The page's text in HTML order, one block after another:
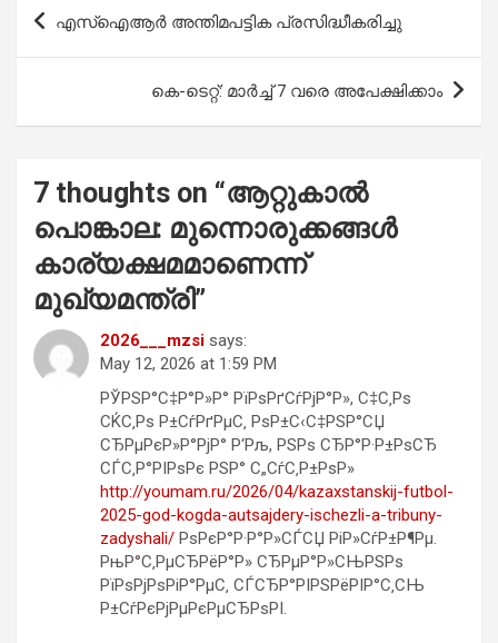
o
A
navigation
എസ്ഐആർ അന്തിമപട്ടിക പ്രസിദ്ധീകരിച്ചു
കെ-ടെറ്റ്: മാർച്ച് 7 വരെ അപേക്ഷിക്കാം
7 thoughts on “ആറ്റുകാൽ
പൊങ്കാല: മുന്നൊരുക്കങ്ങൾ
കാര്യക്ഷമമാണെന്ന്
മുഖ്യമന്ത്രി”
2026___mzsi says:
May 12, 2026 at 1:59 PM
РЎРЅР°С‡Р°Р»Р° РїРѕРґСѓРјР°Р», С‡С‚Рѕ
СЌС‚Рѕ Р±СѓРґРµС‚ РѕР±С‹С‡РЅР°СЏ
СЂРµРєР»Р°РјР° Р‘Рљ, РЅРѕ СЂР°Р·Р±РѕСЂ
СЃС‚Р°РІРѕРє РЅР° С„СѓС‚Р±РѕР»
http://youmam.ru/2026/04/kazaxstanskij-futbol-
2025-god-kogda-autsajdery-ischezli-a-tribuny-
zadyshali/ РѕРєР°Р·Р°Р»СЃСЏ РіР»СѓР±Р¶Рµ.
РњР°С‚РµСЂРёР°Р» СЂРµР°Р»СЊРЅРѕ
РїРѕРјРѕРіР°РµС‚ СЃСЂР°РІРЅРёРІР°С‚СЊ
Р±СѓРєРјРµРєРµСЂРѕРІ.